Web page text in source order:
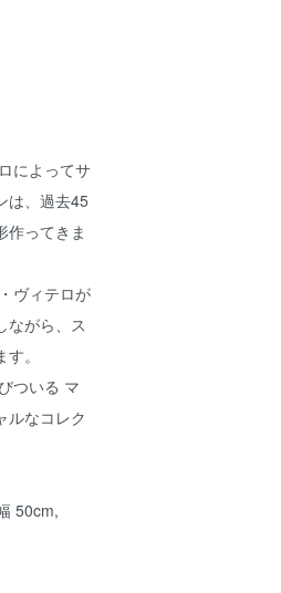
によってサ
は、過去45
作ってきま
ヴィテロが
ながら、ス
。
ついる マ
ルなコレク
50cm,